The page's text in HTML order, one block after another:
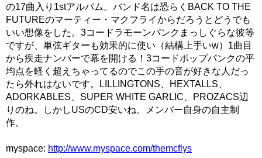
の17曲入り1stアルバム。バンド名は恐らくBACK TO THE
FUTUREのマーティー・マクフライからだろうとどうでも
いい想像をした。3コードラモーンパンクまっしぐらな彼等
ですが、単弦ギターも効果的に使い（結構上手いw）1曲目
から疾走ナンバーで幕を開ける！3コードポップパンクの平
均点を軽く超えちゃってるのでこの手の音が好きな人だっ
たら外れはないです。LILLINGTONS、HEXTALLS、
ADORKABLES、SUPER WHITE GARLIC、PROZACS辺
りのね。しかしUSのCD安いね。メンバー自身の自主制
作。
myspace: http://www.myspace.com/themcflys